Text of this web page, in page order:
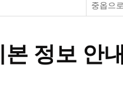
중옵으
본 정보 안